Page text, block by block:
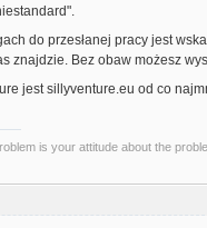
do przesłanej pracy jest
znajdzie. Bez obaw możesz
jest sillyventure.eu od co
is your attitude about the